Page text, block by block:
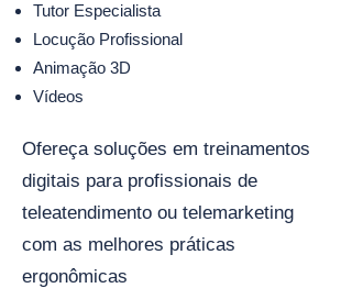
Tutor Especialista
Locução Profissional
Animação 3D
Vídeos
Ofereça soluções em treinamentos
digitais para profissionais de
teleatendimento ou telemarketing
com as melhores práticas
ergonômicas